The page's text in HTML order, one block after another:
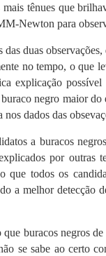
tênues que
Newton para
das duas
no tempo, o que
explicação
negro maior
dados das
a buracos
por outras
que todos os
a melhor detecção
buracos negros de
se sabe ao certo